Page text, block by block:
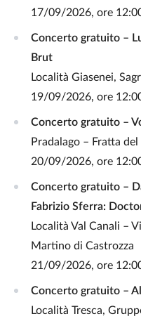
17/09/2026, ore
Concerto gratuito –
Brut
Località Giasenei,
19/09/2026, ore
Concerto gratuito –
Pradalago – Fratta del
20/09/2026, ore
Concerto gratuito –
Fabrizio Sferra:
Località Val Canali –
Martino di Castrozza
21/09/2026, ore
Concerto gratuito –
Località Tresca,